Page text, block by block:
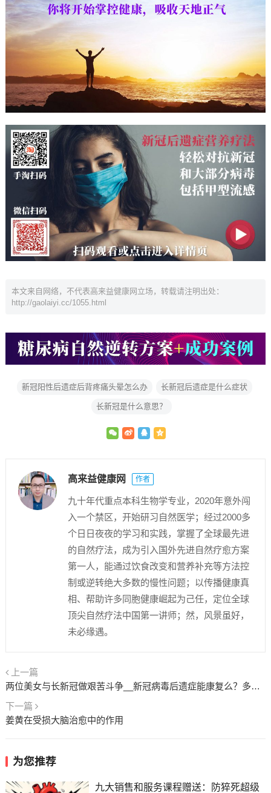
本文来自网络，不代表高来益健康网立场，转载请注明出处：
http://gaolaiyi.cc/1055.html
新冠阳性后遗症后背疼痛头晕怎么办 长新冠后遗症是什么症状
长新冠是什么意思？
高来益健康网 作者
九十年代重点本科生物学专业，2020年意外闯
入一个禁区，开始研习自然医学；经过2000多
个日日夜夜的学习和实践，掌握了全球最先进
的自然疗法，成为引入国外先进自然疗愈方案
第一人，能通过饮食改变和营养补充等方法控
制或逆转绝大多数的慢性问题；以传播健康真
相、帮助许多同胞健康崛起为己任，定位全球
顶尖自然疗法中国第一讲师；然，风景虽好，
未必缘遇。
上一篇
两位美女与长新冠做艰苦斗争__新冠病毒后遗症能康复么？多久如何能恢复正常？
下一篇
姜黄在受损大脑治愈中的作用
为您推荐
九大销售和服务课程赠送：防猝死超级